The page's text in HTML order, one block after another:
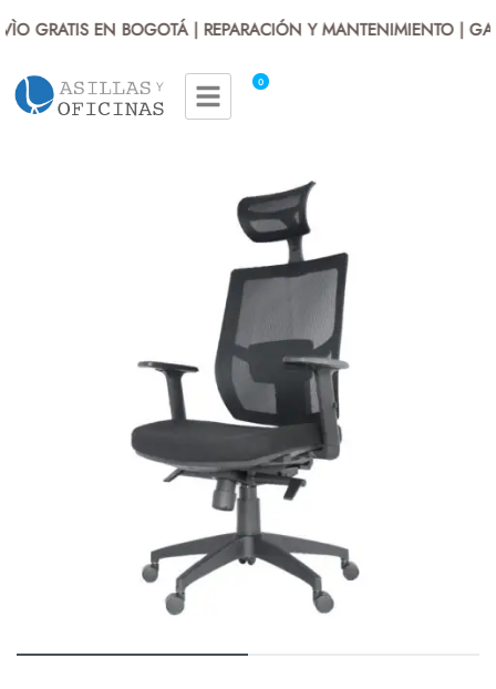
GRATIS EN BOGOTÁ | REPARACIÓN Y MANTENIMIENTO |
0